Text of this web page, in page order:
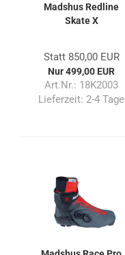
Madshus Redline
Skate X
Statt 850,00 EUR
Nur 499,00 EUR
Art.Nr.: 18K2003
Lieferzeit: 2-4 Tage